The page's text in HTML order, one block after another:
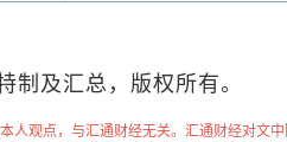
制及汇总，版权所有。
人观点，与汇通财经无关。汇通财经对文